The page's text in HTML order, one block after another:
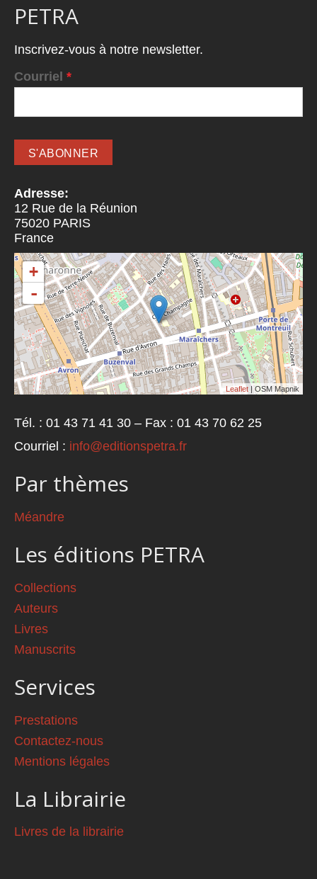
PETRA
Inscrivez-vous à notre newsletter.
Courriel *
Adresse:
12 Rue de la Réunion
75020 PARIS
France
+
-
Leaflet | OSM Mapnik
Tél. : 01 43 71 41 30 – Fax : 01 43 70 62 25
Courriel : info@editionspetra.fr
Par thèmes
Méandre
Les éditions PETRA
Collections
Auteurs
Livres
Manuscrits
Services
Prestations
Contactez-nous
Mentions légales
La Librairie
Livres de la librairie